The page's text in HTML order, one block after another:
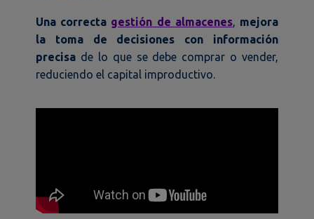
Una correcta gestión de almacenes, mejora
la toma de decisiones con información
precisa de lo que se debe comprar o vender,
reduciendo el capital improductivo.